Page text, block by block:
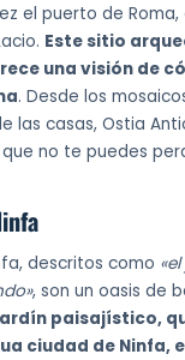
el puerto de
Este sitio
una visión de
. Desde los
las casas, Ostia
no te puedes
descritos como
, son un oasis de
paisajístico,
ciudad de Ninfa,